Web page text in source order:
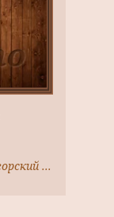
Московская область, Солнечногорский район, г. Солнечногорск, юго-восточная окраина